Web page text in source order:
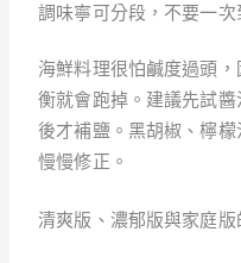
調味寧可分段，不要一次
海鮮料理很怕鹹度過頭
衡就會跑掉。建議先試
後才補鹽。黑胡椒、檸
慢慢修正。
清爽版、濃郁版與家庭版